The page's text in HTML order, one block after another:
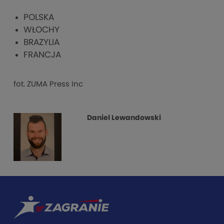
POLSKA
WŁOCHY
BRAZYLIA
FRANCJA
fot. ZUMA Press Inc
Daniel Lewandowski